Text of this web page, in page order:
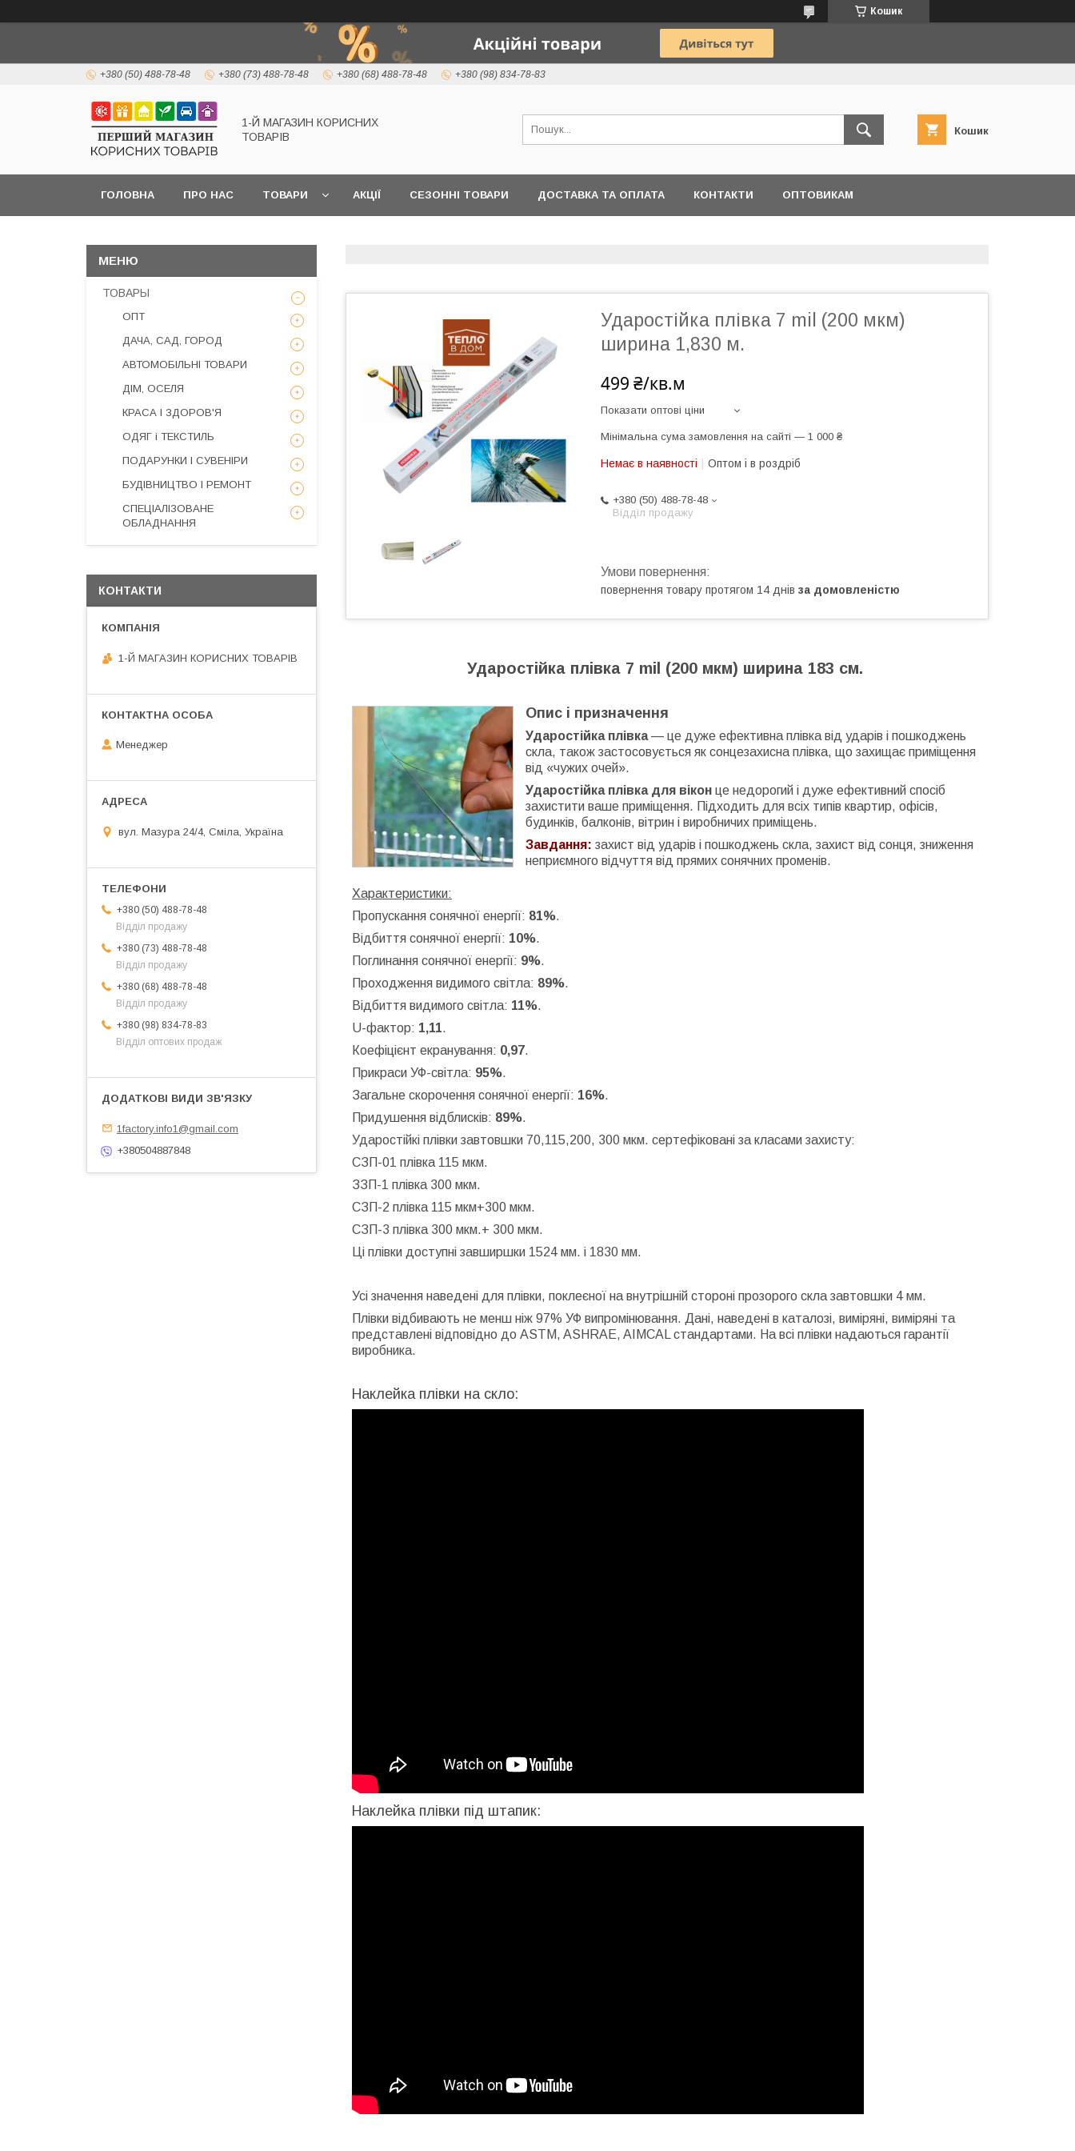
Кошик
+380 (50) 488-78-48 +380 (73) 488-78-48 +380 (68) 488-78-48 +380 (98) 834-78-83
1-Й МАГАЗИН КОРИСНИХ
ТОВАРІВ
Кошик
ГОЛОВНА ПРО НАС ТОВАРИ АКЦІЇ СЕЗОННІ ТОВАРИ ДОСТАВКА ТА ОПЛАТА КОНТАКТИ ОПТОВИКАМ
Ударостійка плівка 7 mil (200 мкм)
ширина 1,830 м.
499 ₴/кв.м
Показати оптові ціни
Мінімальна сума замовлення на сайті — 1 000 ₴
Немає в наявності Оптом і в роздріб
+380 (50) 488-78-48
Відділ продажу
повернення товару протягом 14 днів за домовленістю
Ударостійка плівка 7 mil (200 мкм) ширина 183 см.
Опис і призначення
Ударостійка плівка— це дуже ефективна плівка від ударів і пошкоджень
скла, також застосовується як сонцезахисна плівка, що захищає приміщення
від «чужих очей».
Ударостійка плівка для вікон це недорогий і дуже ефективний спосіб
захистити ваше приміщення. Підходить для всіх типів квартир, офісів,
будинків, балконів, вітрин і виробничих приміщень.
Завдання: захист від ударів і пошкоджень скла, захист від сонця, зниження
неприємного відчуття від прямих сонячних променів.
Характеристики:
Пропускання сонячної енергії: 81%.
Відбиття сонячної енергії: 10%.
Поглинання сонячної енергії: 9%.
Проходження видимого світла: 89%.
Відбиття видимого світла: 11%.
U-фактор: 1,11.
Коефіцієнт екранування: 0,97.
Прикраси УФ-світла: 95%.
Загальне скорочення сонячної енергії: 16%.
Придушення відблисків: 89%.
Ударостійкі плівки завтовшки 70,115,200, 300 мкм. сертефіковані за класами захисту:
СЗП-01 плівка 115 мкм.
ЗЗП-1 плівка 300 мкм.
СЗП-2 плівка 115 мкм+300 мкм.
СЗП-3 плівка 300 мкм.+ 300 мкм.
Ці плівки доступні завширшки 1524 мм. і 1830 мм.
Усі значення наведені для плівки, поклеєної на внутрішній стороні прозорого скла завтовшки 4 мм.
Плівки відбивають не менш ніж 97% УФ випромінювання. Дані, наведені в каталозі, виміряні, виміряні та
представлені відповідно до ASTM, ASHRAE, AIMCAL стандартами. На всі плівки надаються гарантії
виробника.
Наклейка плівки на скло:
Наклейка плівки під штапик:
ТОВАРЫ
ОПТ
ДАЧА, САД, ГОРОД
АВТОМОБІЛЬНІ ТОВАРИ
ДІМ, ОСЕЛЯ
КРАСА І ЗДОРОВ'Я
ОДЯГ і ТЕКСТИЛЬ
ПОДАРУНКИ І СУВЕНІРИ
БУДІВНИЦТВО І РЕМОНТ
СПЕЦІАЛІЗОВАНЕ
ОБЛАДНАННЯ
КОНТАКТИ
1-Й МАГАЗИН КОРИСНИХ ТОВАРІВ
Менеджер
вул. Мазура 24/4, Сміла, Україна
+380 (50) 488-78-48
Відділ продажу
+380 (73) 488-78-48
Відділ продажу
+380 (68) 488-78-48
Відділ продажу
+380 (98) 834-78-83
Відділ оптових продаж
1factory.info1@gmail.com
+380504887848